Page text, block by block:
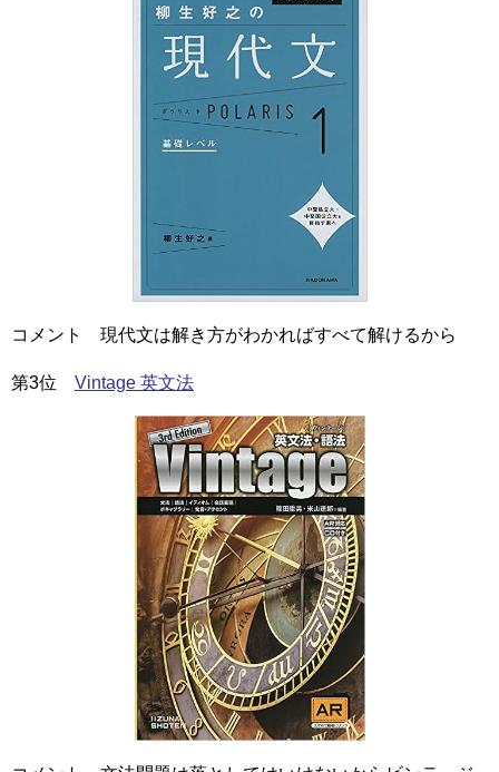
コメント 現代文は解き方がわかればすべて解けるから
第3位 Vintage 英文法